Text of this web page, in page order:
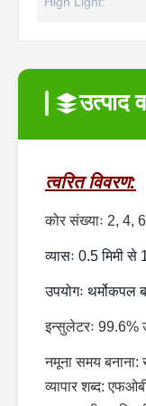
उत्पाद
त्वरित विवरण:
कोर संख्याः 2, 4, 6
व्यासः 0.5 मिमी से
उपयोगः थर्मोकपल
इन्सुलेटरः 99.6%
नमूना समय बनाना:
व्यापार शब्द: